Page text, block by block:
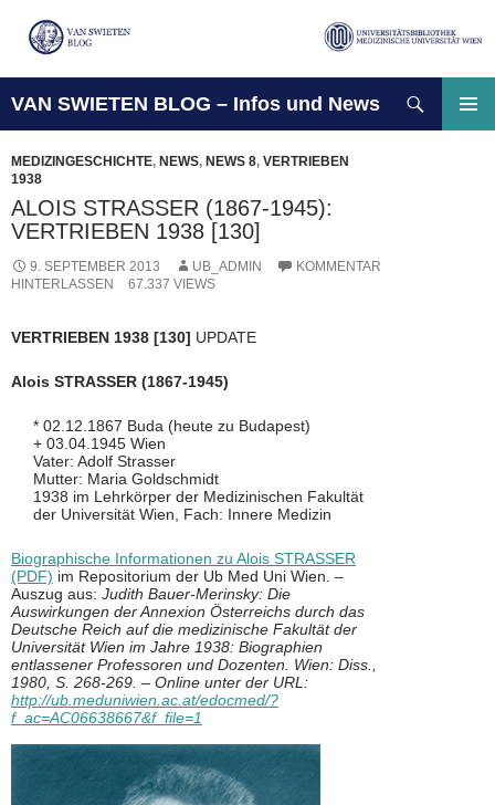
VAN SWIETEN BLOG – Infos und News
SPRINGEN
MEDIZINGESCHICHTE, NEWS, NEWS 8, VERTRIEBEN
1938
ALOIS STRASSER (1867-1945):
VERTRIEBEN 1938 [130]
9. SEPTEMBER 2013 UB_ADMIN
KOMMENTAR
HINTERLASSEN
67.337 VIEWS
VERTRIEBEN 1938 [130] UPDATE
Alois STRASSER (1867-1945)
* 02.12.1867 Buda (heute zu Budapest)
+ 03.04.1945 Wien
Vater: Adolf Strasser
Mutter: Maria Goldschmidt
1938 im Lehrkörper der Medizinischen Fakultät
der Universität Wien, Fach: Innere Medizin
Biographische Informationen zu Alois STRASSER
(PDF) im Repositorium der Ub Med Uni Wien. –
Auszug aus: Judith Bauer-Merinsky: Die
Auswirkungen der Annexion Österreichs durch das
Deutsche Reich auf die medizinische Fakultät der
Universität Wien im Jahre 1938: Biographien
entlassener Professoren und Dozenten. Wien: Diss.,
1980, S. 268-269. – Online unter der URL:
http://ub.meduniwien.ac.at/edocmed/?
f_ac=AC06638667&f_file=1